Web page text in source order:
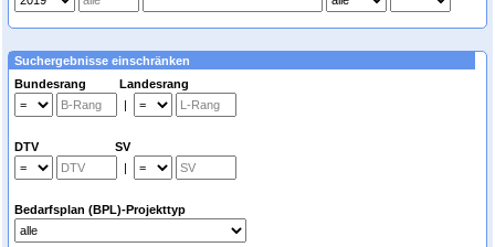
Suchergebnisse einschränken
Bundesrang Landesrang
|
DTV SV
|
Bedarfsplan (BPL)-Projekttyp